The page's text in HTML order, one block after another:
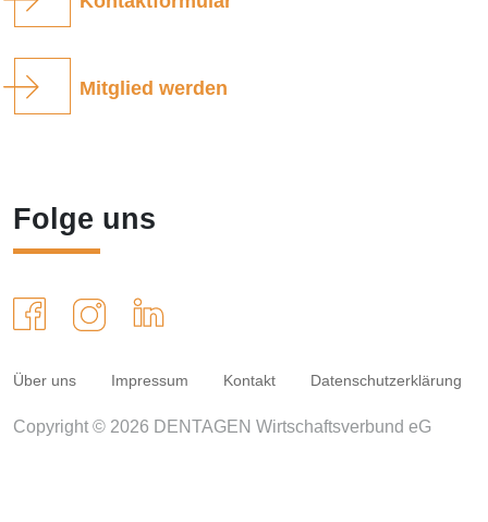
Mitglied werden
Folge uns
Über uns Impressum Kontakt Datenschutzerklärung
Copyright © 2026 DENTAGEN Wirtschaftsverbund eG